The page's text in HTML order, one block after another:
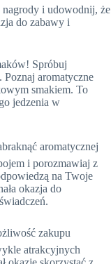
i udowodnij, że
do zabawy i
Spróbuj
Poznaj aromatyczne
smakiem. To
jedzenia w
aromatycznej
i porozmawiaj z
na Twoje
okazja do
zakupu
atrakcyjnych